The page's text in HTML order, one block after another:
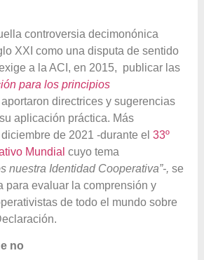
controversia decimonónica
XXI como una disputa de sentido
a la ACI, en 2015, publicar las
para los principios
directrices y sugerencias
aplicación práctica. Más
de 2021 -durante el 33º
Mundial cuyo tema
nuestra Identidad Cooperativa”-, se
para evaluar la comprensión y
de todo el mundo sobre
no